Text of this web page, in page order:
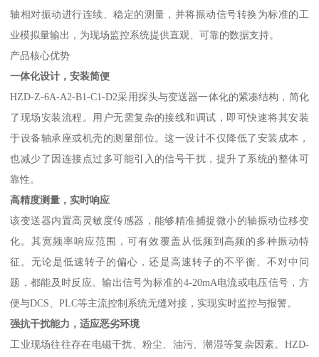
轴相对振动进行连续、稳定的测量，并将振动信号转换为标准的工
业模拟量输出，为现场监控系统提供直观、可靠的数据支持。
产品核心优势
一体化设计，安装简便
HZD-Z-6A-A2-B1-C1-D2采用探头与变送器一体化的紧凑结构，简化
了现场安装流程。用户无需复杂的接线和调试，即可快速将其安装
于设备轴承座或机壳的测量部位。这一设计不仅降低了安装成本，
也减少了因连接点过多可能引入的信号干扰，提升了系统的整体可
靠性。
高精度测量，实时响应
该变送器内置高灵敏度传感器，能够精准捕捉微小的轴振动位移变
化。其宽频率响应范围，可有效覆盖从低频到高频的多种振动特
征。无论是低速转子的偏心，还是高速转子的不平衡、不对中问
题，都能及时反应。输出信号为标准的4-20mA电流或电压信号，方
便与DCS、PLC等主流控制系统无缝对接，实现实时监控与报警。
强抗干扰能力，适应恶劣环境
工业现场往往存在电磁干扰、粉尘、油污、潮湿等复杂因素。HZD-